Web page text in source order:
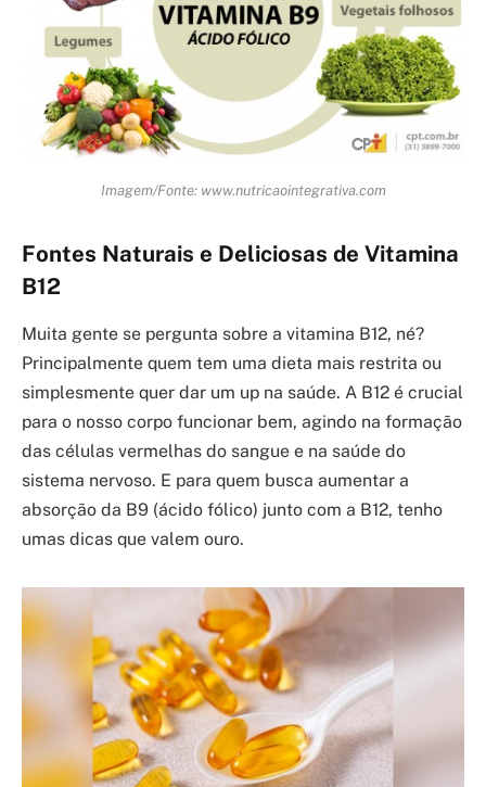
Imagem/Fonte: www.nutricaointegrativa.com
Fontes Naturais e Deliciosas de Vitamina
B12
Muita gente se pergunta sobre a vitamina B12, né?
Principalmente quem tem uma dieta mais restrita ou
simplesmente quer dar um up na saúde. A B12 é crucial
para o nosso corpo funcionar bem, agindo na formação
das células vermelhas do sangue e na saúde do
sistema nervoso. E para quem busca aumentar a
absorção da B9 (ácido fólico) junto com a B12, tenho
umas dicas que valem ouro.